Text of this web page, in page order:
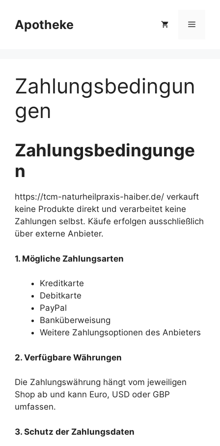
Inhalt
springen
Apotheke Menü
Zahlungsbedingun
gen
Zahlungsbedingunge
n
https://tcm-naturheilpraxis-haiber.de/ verkauft
keine Produkte direkt und verarbeitet keine
Zahlungen selbst. Käufe erfolgen ausschließlich
über externe Anbieter.
1. Mögliche Zahlungsarten
Kreditkarte
Debitkarte
PayPal
Banküberweisung
Weitere Zahlungsoptionen des Anbieters
2. Verfügbare Währungen
Die Zahlungswährung hängt vom jeweiligen
Shop ab und kann Euro, USD oder GBP
umfassen.
3. Schutz der Zahlungsdaten